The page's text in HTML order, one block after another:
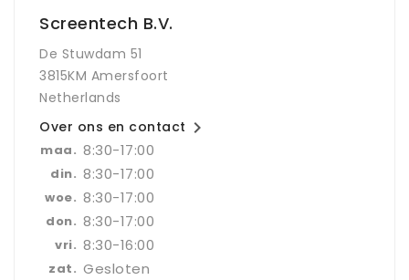
Screentech B.V.
De Stuwdam 51
3815KM Amersfoort
Netherlands
Over ons en contact 
maa. 8:30-17:00
din. 8:30-17:00
woe. 8:30-17:00
don. 8:30-17:00
vri. 8:30-16:00
zat. Gesloten